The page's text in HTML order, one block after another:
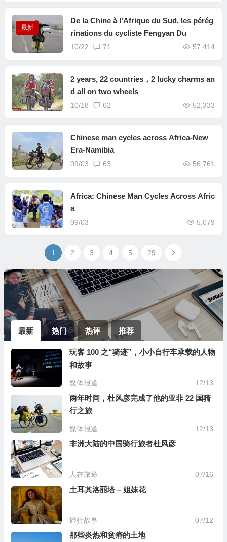
最新
De la Chine à l’Afrique du Sud, les pérég
rinations du cycliste Fengyan Du
10/22 71 57,414
2 years, 22 countries，2 lucky charms an
d all on two wheels
10/18 62 52,333
Chinese man cycles across Africa-New
Era-Namibia
09/03 63 56,761
Africa: Chinese Man Cycles Across Afric
a
09/03 5,079
1 2 3 4 5 29
最新 热门 热评 推荐
玩客 100 之“骑迹”，小小自行车承载的人物
和故事
媒体报道 12/13
两年时间，杜风彦完成了他的亚非 22 国骑
行之旅
媒体报道 12/13
非洲大陆的中国骑行旅者杜风彦
人在旅途 07/16
土耳其洛丽塔 – 姐妹花
旅行故事 07/12
那些炎热和贫瘠的土地